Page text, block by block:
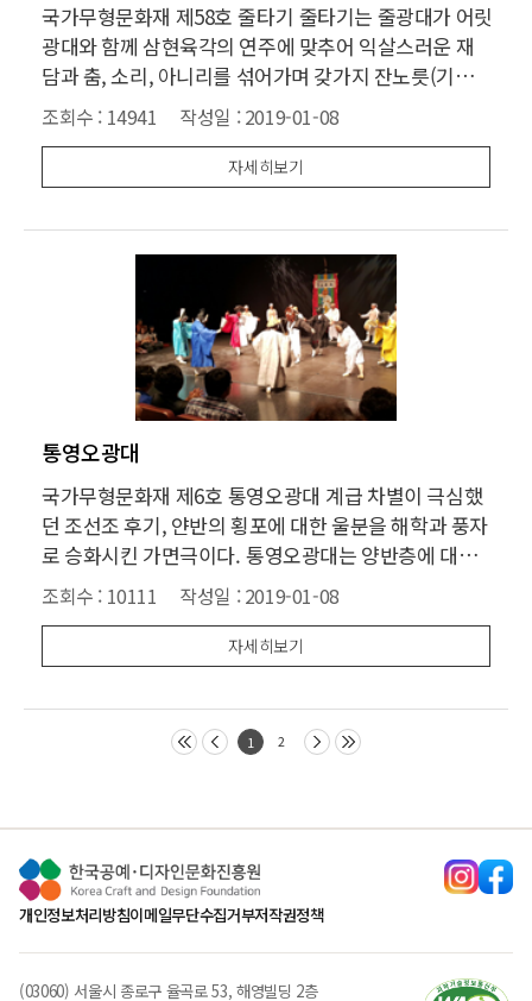
국가무형문화재 제58호 줄타기 줄타기는 줄광대가 어릿
광대와 함께 삼현육각의 연주에 맞추어 익살스러운 재
담과 춤, 소리, 아니리를 섞어가며 갖가지 잔노릇(기예)
을 벌이는 놀음이다. 마당놀이의 꽃이라 불리는 줄타기
는 문헌에 승도(繩度), 주색(走索), 색상재(索上才), 답
색희(沓索戱), 희승(戱繩), 항희(恒戱)등으로 나타난
다. 줄타
조회수 : 14941 작성일 :2019-01-08
자세히보기
통영오광대
국가무형문화재 제6호 통영오광대 계급 차별이 극심했
던 조선조 후기, 얀반의 횡포에 대한 울분을 해학과 풍자
로 승화시킨 가면극이다. 통영오광대는 양반층에 대한
풍자성이 특히 뛰어난 가면극으로 문둥탈, 풍자탈, 영노
탈, 농창탈, 포수탈의 5마당으로 구성되어 있다. 오광대
(五廣大)란 이름은 다섯 광대 즉 다섯의 가면을 쓴 등장
인물들
조회수 : 10111 작성일 :2019-01-08
자세히보기
1 2
개인정보처리방침이메일무단수집거부저작권정책
(03060) 서울시 종로구 율곡로 53, 해영빌딩 2층